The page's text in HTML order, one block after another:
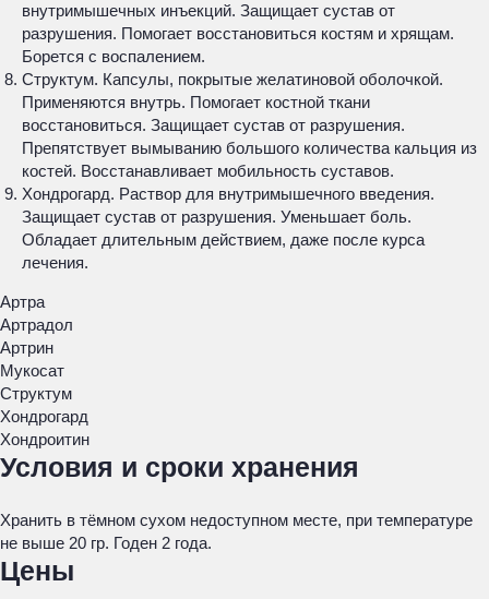
внутримышечных инъекций. Защищает сустав от
разрушения. Помогает восстановиться костям и хрящам.
Борется с воспалением.
Структум. Капсулы, покрытые желатиновой оболочкой.
Применяются внутрь. Помогает костной ткани
восстановиться. Защищает сустав от разрушения.
Препятствует вымыванию большого количества кальция из
костей. Восстанавливает мобильность суставов.
Хондрогард. Раствор для внутримышечного введения.
Защищает сустав от разрушения. Уменьшает боль.
Обладает длительным действием, даже после курса
лечения.
Артра
Артрадол
Артрин
Мукосат
Структум
Хондрогард
Хондроитин
Условия и сроки хранения
Хранить в тёмном сухом недоступном месте, при температуре
не выше 20 гр. Годен 2 года.
Цены